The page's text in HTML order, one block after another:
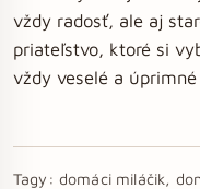
vždy radosť, ale aj
priateľstvo, ktoré si
vždy veselé a
Tagy: domáci miláčik,